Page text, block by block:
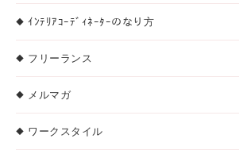
ｲﾝﾃﾘｱｺｰﾃﾞｨﾈｰﾀｰのなり方
フリーランス
メルマガ
ワークスタイル